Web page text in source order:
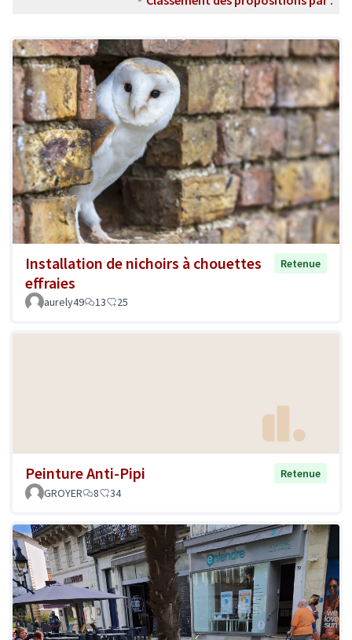
Installation de nichoirs à chouettes
effraies
Retenue
aurely49 13 25
Peinture Anti-Pipi
Retenue
GROYER
8 34